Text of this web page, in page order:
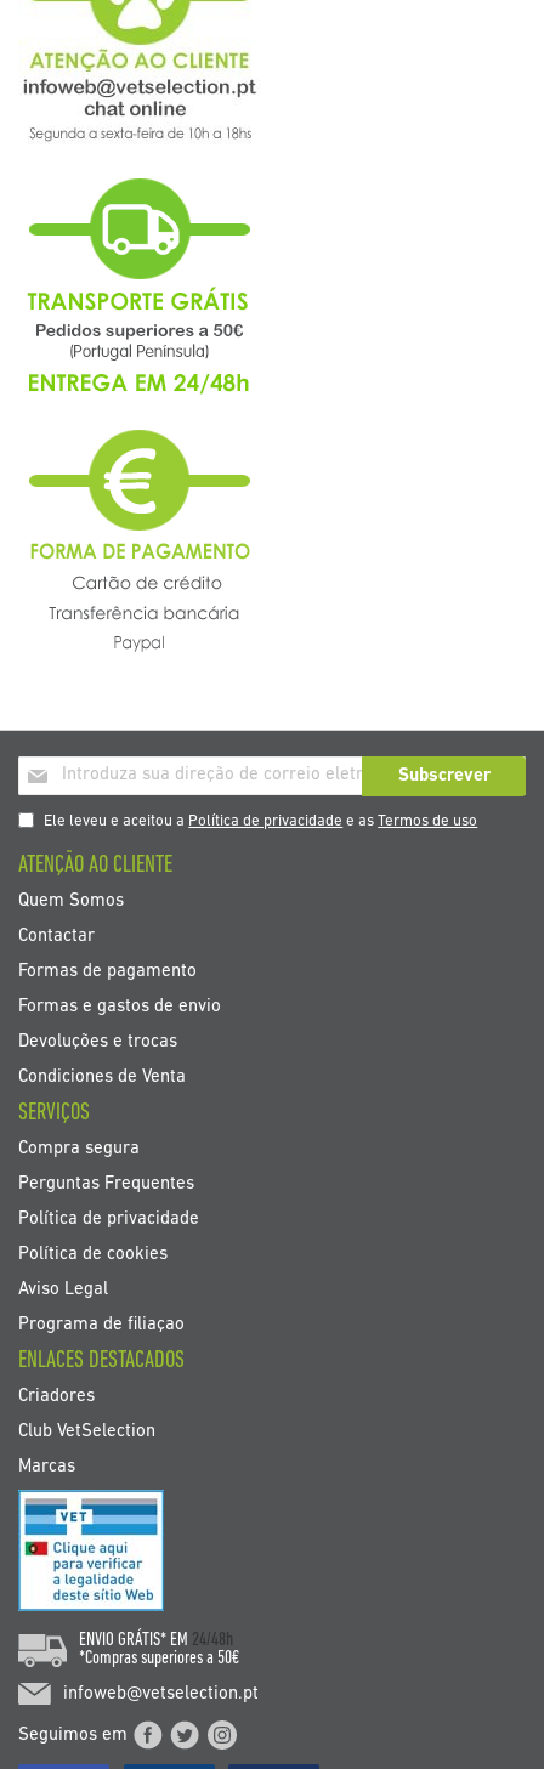
Inscrição
a
nosso
de
noticias
Subscrever
Ele leveu e aceitou a Política de privacidade e asTermos de uso
ATENÇÃO AO CLIENTE
Quem Somos
Contactar
Formas de pagamento
Formas e gastos de envio
Devoluções e trocas
Condiciones de Venta
SERVIÇOS
Compra segura
Perguntas Frequentes
Política de privacidade
Política de cookies
Aviso Legal
Programa de filiaçao
ENLACES DESTACADOS
Criadores
Club VetSelection
Marcas
ENVIO GRÁTIS* EM 24/48h
*Compras superiores a 50€
infoweb@vetselection.pt
Seguimos em